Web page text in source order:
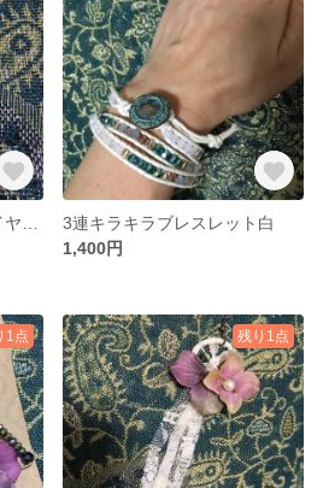
3連キラキラブレスレット白
1,400円
1点 残り1点